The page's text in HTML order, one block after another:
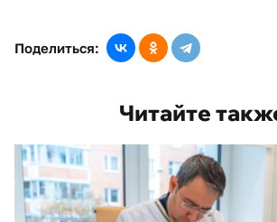
Поделиться:
Читайте